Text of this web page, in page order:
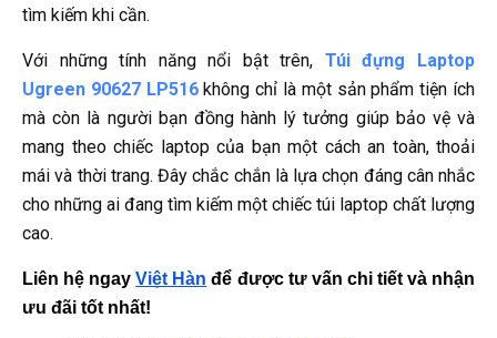
tìm kiếm khi cần.
Với những tính năng nổi bật trên, Túi đựng Laptop
Ugreen 90627 LP516không chỉ là một sản phẩm tiện ích
mà còn là người bạn đồng hành lý tưởng giúp bảo vệ và
mang theo chiếc laptop của bạn một cách an toàn, thoải
mái và thời trang. Đây chắc chắn là lựa chọn đáng cân nhắc
cho những ai đang tìm kiếm một chiếc túi laptop chất lượng
cao.
Liên hệ ngay Việt Hàn để được tư vấn chi tiết và nhận
ưu đãi tốt nhất!